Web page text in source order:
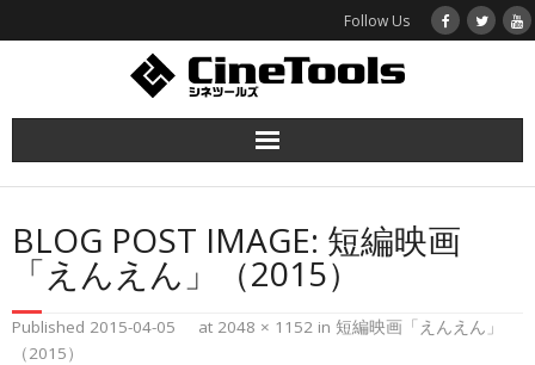
Follow Us
ホーム
函館映画プロジェクト
BLOG POST IMAGE: 短編映画
「えんえん」（2015）
Published 2015-04-05 at 2048 × 1152 in 短編映画「えんえん」
（2015）